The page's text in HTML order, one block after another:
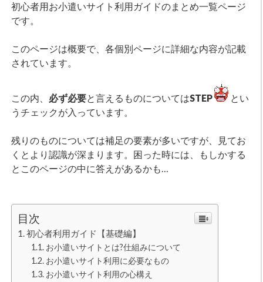
初心者用お小遣いサイト利用ガイドのまとめ一覧ページ
です。
このページは概要で、各個別ページに詳細な内容が記載
されています。
この内、 必ず必要と言えるものについてはSTEP
とい
うチェックが入っています。
残りのものについては補足の要素が多いですが、見てお
くとより認識が深まります。困った時には、もしかする
とこのページの中に答えがあるかも…
目次
初心者利用ガイド【基礎編】
お小遣いサイトとは?仕組みについて
お小遣いサイト利用に必要なもの
お小遣いサイト利用の心構え